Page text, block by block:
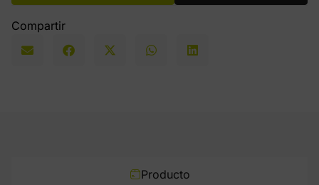
Compartir
Producto